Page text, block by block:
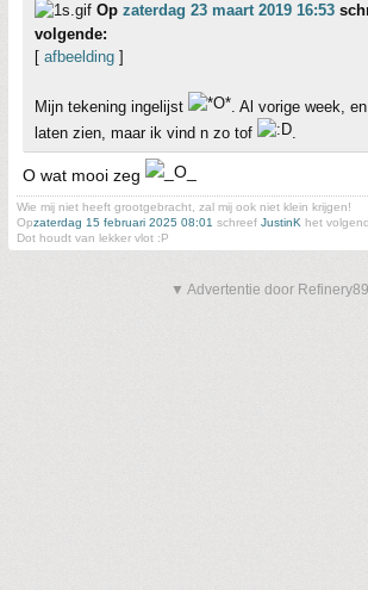
Op zaterdag 23 maart 2019 16:53
volgende:
[ afbeelding ]
Mijn tekening ingelijst
. Al vorige week,
laten zien, maar ik vind n zo tof
.
O wat mooi zeg
Wie mij niet heeft grootgebracht, zal mij ook niet klein krijgen!
Opzaterdag 15 februari 2025 08:01 schreef JustinK het
Dot houdt van lekker vlot :P
▼ Advertentie door Refinery89